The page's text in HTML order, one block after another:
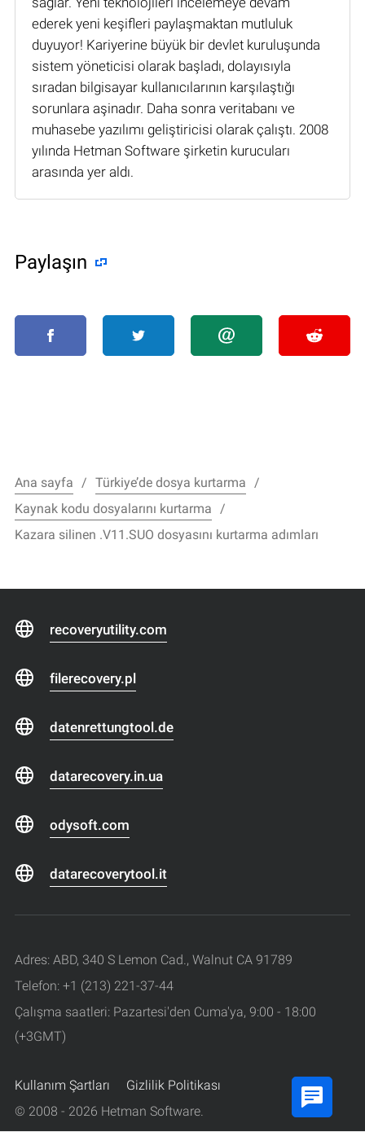
ederek yeni keşifleri paylaşmaktan mutluluk
duyuyor! Kariyerine büyük bir devlet kuruluşunda
sistem yöneticisi olarak başladı, dolayısıyla
sıradan bilgisayar kullanıcılarının karşılaştığı
sorunlara aşinadır. Daha sonra veritabanı ve
muhasebe yazılımı geliştiricisi olarak çalıştı. 2008
yılında Hetman Software şirketin kurucuları
arasında yer aldı.
Paylaşın
Ana sayfa
Türkiye’de dosya kurtarma
Kaynak kodu dosyalarını kurtarma
Kazara silinen .V11.SUO dosyasını kurtarma adımları
recoveryutility.com
filerecovery.pl
datenrettungtool.de
datarecovery.in.ua
odysoft.com
datarecoverytool.it
Adres: ABD, 340 S Lemon Cad., Walnut CA 91789
Telefon: +1 (213) 221-37-44
Çalışma saatleri: Pazartesi'den Cuma'ya, 9:00 - 18:00
(+3GMT)
Kullanım Şartları
Gizlilik Politikası
© 2008 - 2026 Hetman Software.